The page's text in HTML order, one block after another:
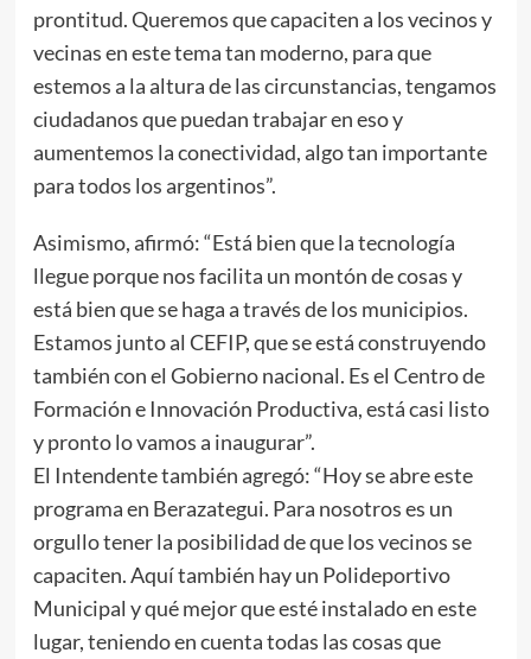
prontitud. Queremos que capaciten a los vecinos y
vecinas en este tema tan moderno, para que
estemos a la altura de las circunstancias, tengamos
ciudadanos que puedan trabajar en eso y
aumentemos la conectividad, algo tan importante
para todos los argentinos”.
Asimismo, afirmó: “Está bien que la tecnología
llegue porque nos facilita un montón de cosas y
está bien que se haga a través de los municipios.
Estamos junto al CEFIP, que se está construyendo
también con el Gobierno nacional. Es el Centro de
Formación e Innovación Productiva, está casi listo
y pronto lo vamos a inaugurar”.
El Intendente también agregó: “Hoy se abre este
programa en Berazategui. Para nosotros es un
orgullo tener la posibilidad de que los vecinos se
capaciten. Aquí también hay un Polideportivo
Municipal y qué mejor que esté instalado en este
lugar, teniendo en cuenta todas las cosas que